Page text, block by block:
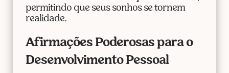
permitindo que seus sonhos se tornem
realidade.
Afirmações Poderosas para o
Desenvolvimento Pessoal